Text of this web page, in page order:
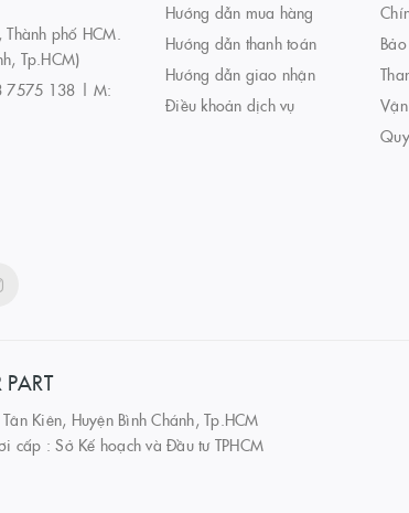
phố HCM.
Tp.HCM)
7575 138 | M:
Hướng dẫn mua hàng
Hướng dẫn thanh toán
Hướng dẫn giao nhận
Điều khoản dịch vụ
Kiên, Huyện Bình Chánh, Tp.HCM
: Sở Kế hoạch và Đầu tư TPHCM